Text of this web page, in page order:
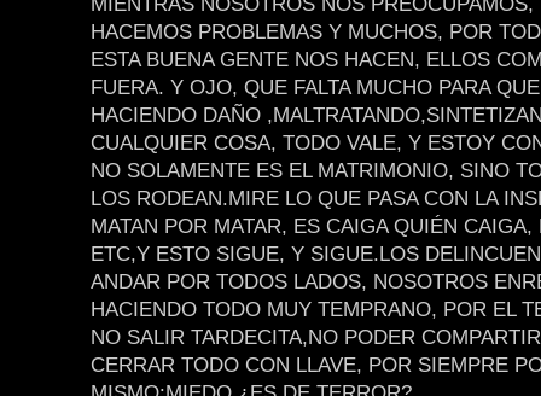
HACEMOS PROBLEMAS Y MUCHOS, POR
ESTA BUENA GENTE NOS HACEN, ELLOS
FUERA. Y OJO, QUE FALTA MUCHO PARA
HACIENDO DAÑO
CUALQUIER COSA, TODO VALE, Y ESTOY
NO SOLAMENTE ES EL MATRIMONIO, SINO
LOS RODEAN.MIRE LO QUE PASA CON LA
MATAN POR MATAR, ES CAIGA QUIÉN CAIGA,
ETC,Y ESTO SIGUE, Y SIGUE.LOS
ANDAR POR TODOS LADOS, NOSOTROS
HACIENDO TODO MUY TEMPRANO, POR EL
NO SALIR TARDECITA,NO PODER
CERRAR TODO CON LLAVE, POR SIEMPRE